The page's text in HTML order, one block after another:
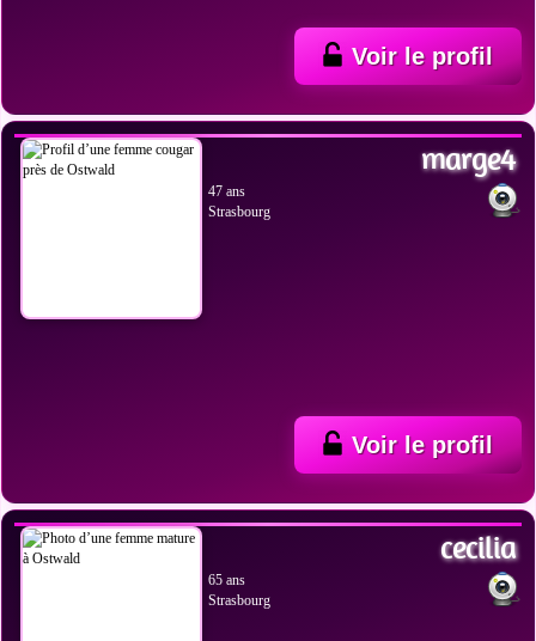
Voir le profil
marge4
47 ans
Strasbourg
Voir le profil
cecilia
65 ans
Strasbourg